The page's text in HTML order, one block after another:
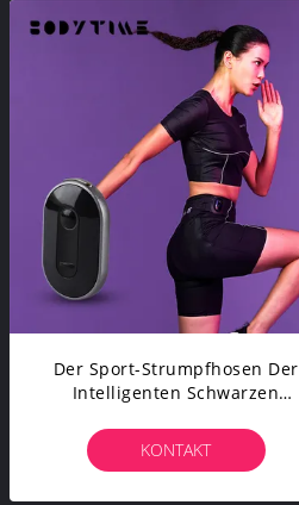
Der Sport-Strumpfhosen Der
Intelligenten Schwarzen
Frauen
KONTAKT